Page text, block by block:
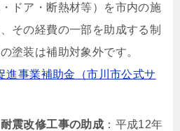
ドア・断熱材等）を市内の施
その経費の一部を助成する制
塗装は補助対象外です。
進事業補助金（市川市公式サ
震改修工事の助成 ：平成12年